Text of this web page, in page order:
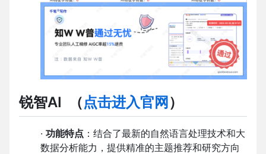
锐智AI （点击进入官网 ）
· 功能特点 ：结合了最新的自然语言处理技术和大
数据分析能力，提供精准的主题推荐和研究方向